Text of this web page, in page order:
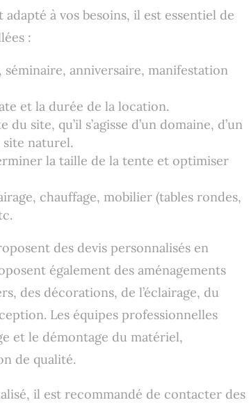
à vos besoins, il est essentiel de
:
, séminaire, anniversaire, manifestation
et la durée de la location.
site, qu’il s’agisse d’un domaine, d’un
site naturel.
la taille de la tente et optimiser
chauffage, mobilier (tables rondes,
des devis personnalisés en
également des aménagements
des décorations, de l’éclairage, du
Les équipes professionnelles
et le démontage du matériel,
de qualité.
il est recommandé de contacter des